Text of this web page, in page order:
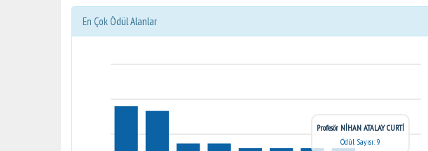
En Çok Ödül Alanlar
Profesör NİHAN ATALAY CURTİ
Ödül Sayısı: 9